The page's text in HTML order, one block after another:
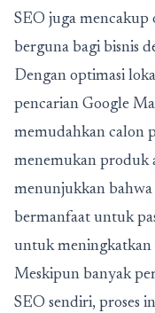
SEO juga mencakup
berguna bagi bisnis
Dengan optimasi
pencarian Google
memudahkan calon
menemukan produk
menunjukkan bahwa
bermanfaat untuk
untuk meningkatkan
Meskipun banyak
SEO sendiri, proses